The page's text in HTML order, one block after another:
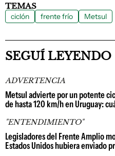
TEMAS
ciclón frente frío Metsul
SEGUÍ LEYENDO
ADVERTENCIA
Metsul advierte por un potente
de hasta 120 km/h en Uruguay:
"ENTENDIMIENTO"
Legisladores del Frente Amplio
Estados Unidos hubiera enviado